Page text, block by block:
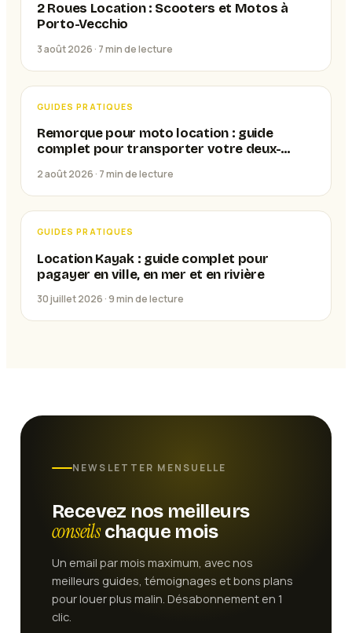
2 Roues Location : Scooters et Motos à
Porto-Vecchio
3 août 2026 · 7min de lecture
GUIDES PRATIQUES
Remorque pour moto location : guide
complet pour transporter votre deux-
2 août 2026 · 7min de lecture
GUIDES PRATIQUES
Location Kayak : guide complet pour
pagayer en ville, en mer et en rivière
30 juillet 2026 ·9min de lecture
NEWSLETTER MENSUELLE
Recevez nos meilleurs
conseilschaque mois
Un email par mois maximum, avec nos
meilleurs guides, témoignages et bons plans
pour louer plus malin. Désabonnement en 1
clic.